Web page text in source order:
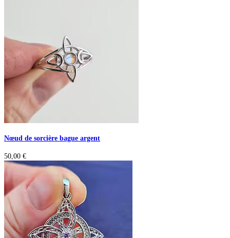
Nœud de sorcière bague argent
50,00 €